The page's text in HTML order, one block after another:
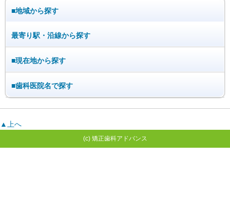
■地域から探す
最寄り駅・沿線から探す
■現在地から探す
■歯科医院名で探す
▲上へ
(c) 矯正歯科アドバンス